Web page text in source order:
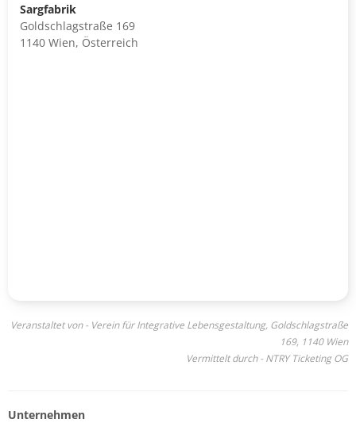
Sargfabrik
Goldschlagstraße 169
1140 Wien, Österreich
Veranstaltet von - Verein für Integrative Lebensgestaltung, Goldschlagstraße
169, 1140 Wien
Vermittelt durch - NTRY Ticketing OG
Unternehmen